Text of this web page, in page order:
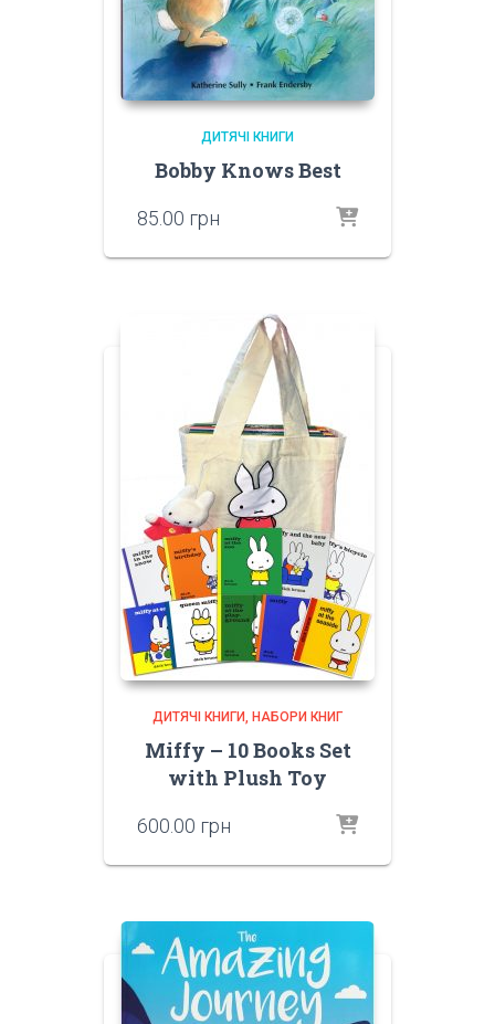
ДИТЯЧІ КНИГИ
Bobby Knows Best
85.00 грн
ДИТЯЧІ КНИГИ НАБОРИ КНИГ
Miffy – 10 Books Set
with Plush Toy
600.00 грн